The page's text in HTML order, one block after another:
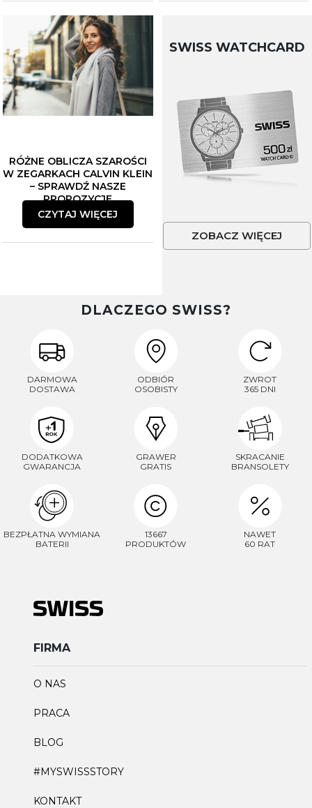
RÓŻNE OBLICZA SZAROŚCI
W ZEGARKACH CALVIN KLEIN
– SPRAWDŹ NASZE
PROPOZYCJE
CZYTAJ WIĘCEJ
SWISS WATCHCARD
ZOBACZ WIĘCEJ
DLACZEGO SWISS?
DARMOWA
DOSTAWA
ODBIÓR
OSOBISTY
ZWROT
365 DNI
DODATKOWA
GWARANCJA
GRAWER
GRATIS
SKRACANIE
BRANSOLETY
BEZPŁATNA WYMIANA
BATERII
13667
PRODUKTÓW
NAWET
60 RAT
FIRMA
O NAS
PRACA
BLOG
#MYSWISSSTORY
KONTAKT